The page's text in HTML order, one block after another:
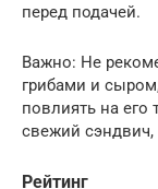
перед подачей.
Важно: Не
грибами и
повлиять на его
свежий сэндвич,
Рейтинг